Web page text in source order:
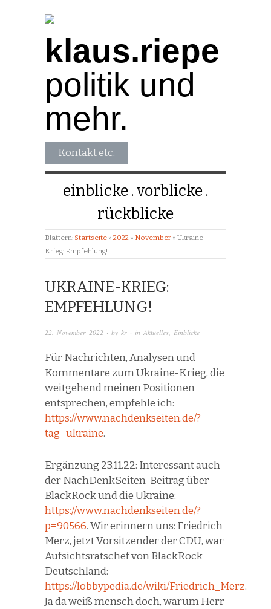
klaus.riepe
politik und
mehr.
Kontakt etc.
einblicke vorblicke
rückblicke
Blättern: Startseite » 2022 » November » Ukraine-
Krieg: Empfehlung!
UKRAINE-KRIEG:
EMPFEHLUNG!
22. November 2022 · by kr · in Aktuelles Einblicke
Für Nachrichten, Analysen und
Kommentare zum Ukraine-Krieg, die
weitgehend meinen Positionen
entsprechen, empfehle ich:
https://www.nachdenkseiten.de/?
tag=ukraine.
Ergänzung 23.11.22: Interessant auch
der NachDenkSeiten-Beitrag über
BlackRock und die Ukraine:
https://www.nachdenkseiten.de/?
p=90566. Wir erinnern uns: Friedrich
Merz, jetzt Vorsitzender der CDU, war
Aufsichtsratschef von BlackRock
Deutschland:
https://lobbypedia.de/wiki/Friedrich_Merz.
Ja da weiß mensch doch, warum Herr